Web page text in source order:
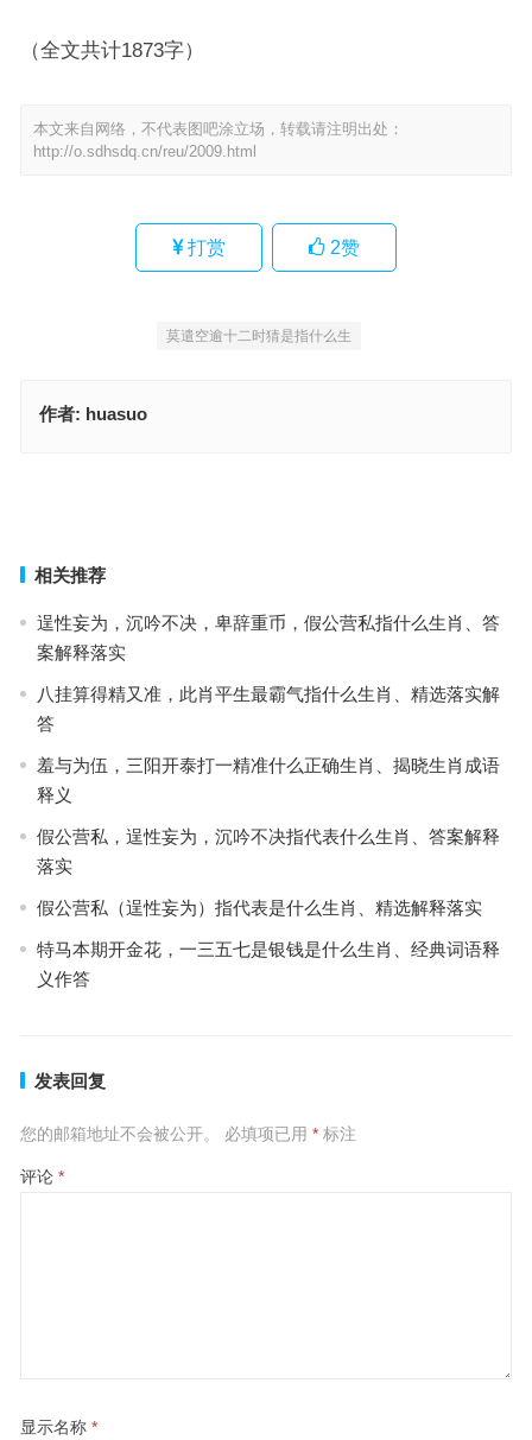
（全文共计1873字）
本文来自网络，不代表图吧涂立场，转载请注明出处：
http://o.sdhsdq.cn/reu/2009.html
打赏 2赞
莫遣空逾十二时猜是指什么生
作者: huasuo
相关推荐
逞性妄为，沉吟不决，卑辞重币，假公营私指什么生肖、答
案解释落实
八挂算得精又准，此肖平生最霸气指什么生肖、精选落实解
答
羞与为伍，三阳开泰打一精准什么正确生肖、揭晓生肖成语
释义
假公营私，逞性妄为，沉吟不决指代表什么生肖、答案解释
落实
假公营私（逞性妄为）指代表是什么生肖、精选解释落实
特马本期开金花，一三五七是银钱是什么生肖、经典词语释
义作答
发表回复
您的邮箱地址不会被公开。 必填项已用 *标注
评论 *
显示名称 *